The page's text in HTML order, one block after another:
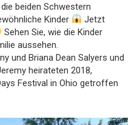
beiden Schwestern
Kinder
Jetzt
Sehen Sie, wie die Kinder
aussehen.
und Briana Dean Salyers und
heirateten 2018,
Festival in Ohio getroffen